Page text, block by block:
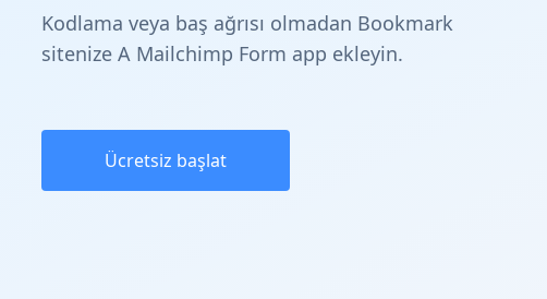
Kodlama veya baş ağrısı olmadan Bookmark
sitenize A Mailchimp Form app ekleyin.
Ücretsiz başlat